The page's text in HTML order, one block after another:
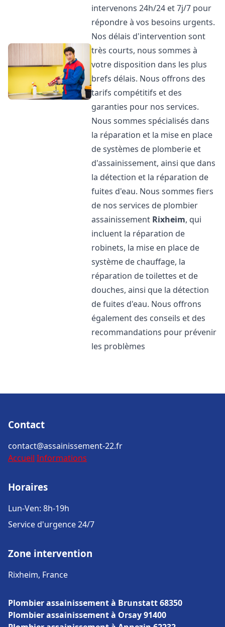
intervenons 24h/24 et 7j/7 pour
répondre à vos besoins urgents.
Nos délais d'intervention sont
très courts, nous sommes à
votre disposition dans les plus
brefs délais. Nous offrons des
tarifs compétitifs et des
garanties pour nos services.
Nous sommes spécialisés dans
la réparation et la mise en place
de systèmes de plomberie et
d'assainissement, ainsi que dans
la détection et la réparation de
fuites d'eau. Nous sommes fiers
de nos services de plombier
assainissement Rixheim, qui
incluent la réparation de
robinets, la mise en place de
système de chauffage, la
réparation de toilettes et de
douches, ainsi que la détection
de fuites d'eau. Nous offrons
également des conseils et des
recommandations pour prévenir
les problèmes
Contact
contact@assainissement-22.fr
Accueil Informations
Horaires
Lun-Ven: 8h-19h
Service d'urgence 24/7
Zone intervention
Rixheim, France
Plombier assainissement à Brunstatt 68350
Plombier assainissement à Orsay 91400